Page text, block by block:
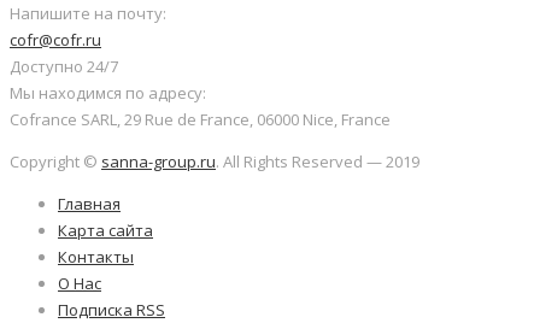
Напишите на почту:
cofr@cofr.ru
Доступно 24/7
Мы находимся по адресу:
Cofrance SARL, 29 Rue de France, 06000 Nice, France
Copyright © sanna-group.ru. All Rights Reserved — 2019
Главная
Карта сайта
Контакты
О Нас
Подписка RSS